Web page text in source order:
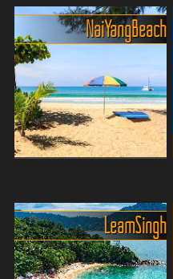
Naithon Beach – einer von
Phukets stilleren Stars. Hier
gibt’s keine Partymeilen,
keine Jet-Ski-Kolonnen,
sondern viel Ruhe, weichen
Sand und türkisbl...
Massentourismus
Traumstrand-Alarm auf
Phuket! Am Naiyang Beach
findest du genau das, was
Nai Yang Beach
Leam Singh